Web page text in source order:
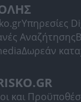
Υπηρεσίες
Αναζήτησης
Δωρεάν
και